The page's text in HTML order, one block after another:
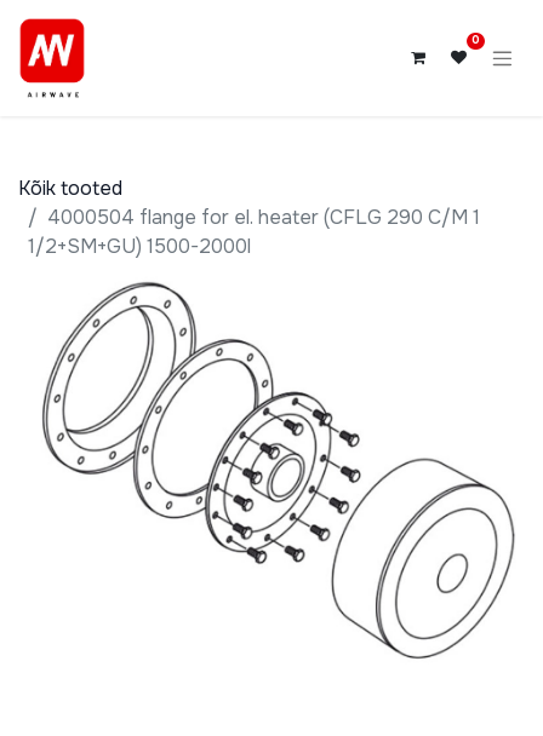
0
Kõik tooted
4000504 flange for el. heater (CFLG 290 C/M 1
1/2+SM+GU) 1500-2000l